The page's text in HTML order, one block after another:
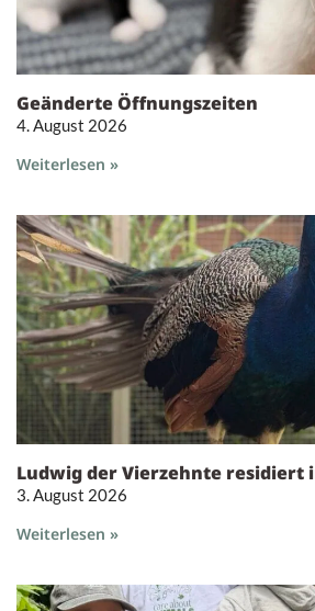
Geänderte Öffnungszeiten
4. August 2026
Weiterlesen »
Ludwig der Vierzehnte residiert
3. August 2026
Weiterlesen »